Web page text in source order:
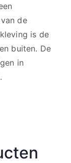
de
is de
buiten. De
in